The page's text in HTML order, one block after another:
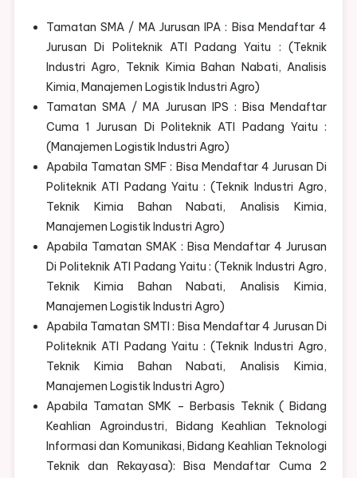
Tamatan SMA / MA Jurusan IPA : Bisa Mendaftar 4
Jurusan Di Politeknik ATI Padang Yaitu : (Teknik
Industri Agro, Teknik Kimia Bahan Nabati, Analisis
Kimia, Manajemen Logistik Industri Agro)
Tamatan SMA / MA Jurusan IPS : Bisa Mendaftar
Cuma 1 Jurusan Di Politeknik ATI Padang Yaitu :
(Manajemen Logistik Industri Agro)
Apabila Tamatan SMF : Bisa Mendaftar 4 Jurusan Di
Politeknik ATI Padang Yaitu : (Teknik Industri Agro,
Teknik Kimia Bahan Nabati, Analisis Kimia,
Manajemen Logistik Industri Agro)
Apabila Tamatan SMAK : Bisa Mendaftar 4 Jurusan
Di Politeknik ATI Padang Yaitu : (Teknik Industri Agro,
Teknik Kimia Bahan Nabati, Analisis Kimia,
Manajemen Logistik Industri Agro)
Apabila Tamatan SMTI : Bisa Mendaftar 4 Jurusan Di
Politeknik ATI Padang Yaitu : (Teknik Industri Agro,
Teknik Kimia Bahan Nabati, Analisis Kimia,
Manajemen Logistik Industri Agro)
Apabila Tamatan SMK – Berbasis Teknik ( Bidang
Keahlian Agroindustri, Bidang Keahlian Teknologi
Informasi dan Komunikasi, Bidang Keahlian Teknologi
Teknik dan Rekayasa): Bisa Mendaftar Cuma 2